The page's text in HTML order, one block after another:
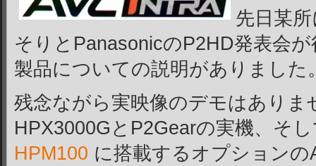
先日某
そりとPanasonicのP2HD発表会
製品についての説明がありました
残念ながら実映像のデモはありま
HPX3000GとP2Gearの実機、そ
HPM100 に搭載するオプション